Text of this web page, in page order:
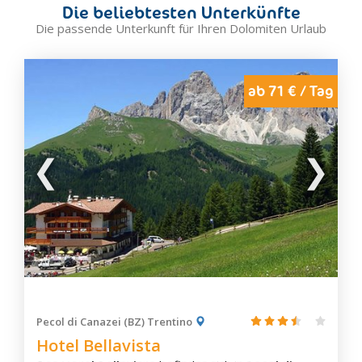
Canal San Bovo
Carano
Castello-Molina di Fiemme
Fiera di Primiero
Lavazè Pass
Panchià
Predazzo
Sagrón Mis
San Martino di Castrozza
Tesero
Varena
Ziano di Fiemme
Die beliebtesten Unterkünfte
Die passende Unterkunft für Ihren Dolomiten Urlaub
ab 71 € / Tag
Pecol di Canazei (BZ) Trentino
Hotel Bellavista